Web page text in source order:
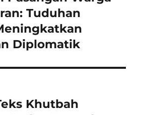
Tuduhan
Diplomatik
Khutbah